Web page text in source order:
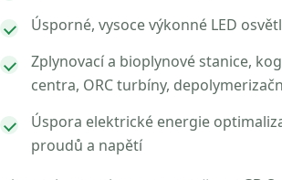
Úsporné, vysoce výkonné LED
Zplynovací a bioplynové stanice,
centra, ORC turbíny,
Úspora elektrické energie
proudů a napětí